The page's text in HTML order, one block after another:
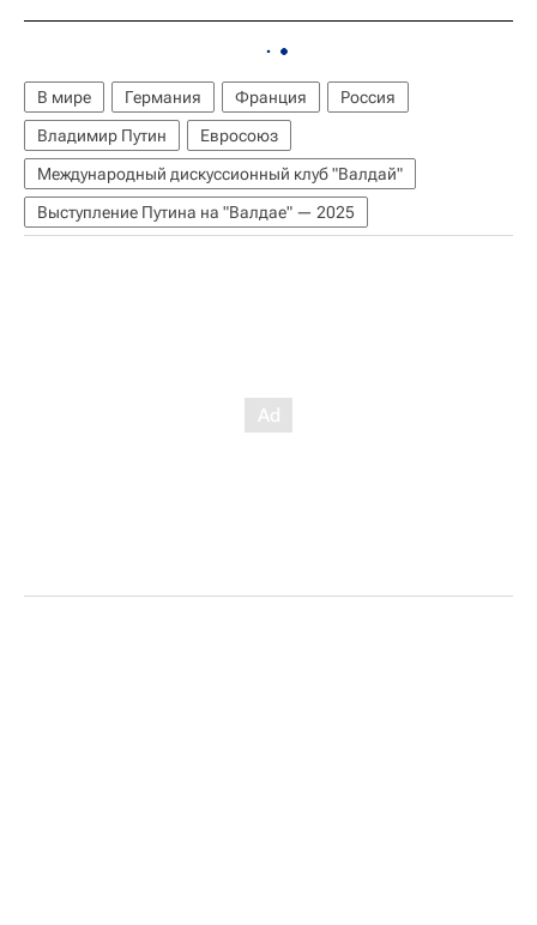
В мире Германия Франция
Россия
Владимир Путин
Евросоюз
Международный дискуссионный клуб "Валдай"
Выступление Путина на "Валдае" — 2025